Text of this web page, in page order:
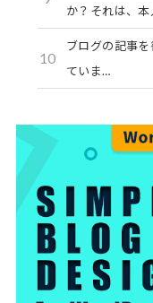
か？それは、
10
ブログの記事
ていま…